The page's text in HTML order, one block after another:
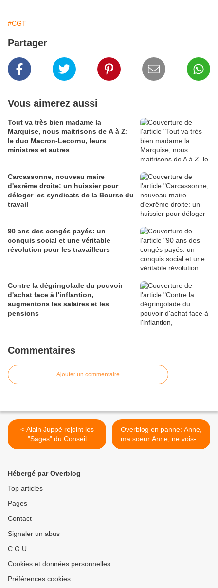
#CGT
Partager
Vous aimerez aussi
Tout va très bien madame la
Marquise, nous maitrisons de A à Z:
le duo Macron-Lecornu, leurs
ministres et autres
Carcassonne, nouveau maire
d'exrême droite: un huissier pour
déloger les syndicats de la Bourse du
travail
90 ans des congés payés: un
conquis social et une véritable
révolution pour les travailleurs
Contre la dégringolade du pouvoir
d'achat face à l'inflantion,
augmentons les salaires et les
pensions
Commentaires
Ajouter un commentaire
< Alain Juppé rejoint les
"Sages" du Conseil
constitutionnel
Overblog en panne: Anne,
ma soeur Anne, ne vois-tu
rien venir? >
Hébergé par Overblog
Top articles
Pages
Contact
Signaler un abus
C.G.U.
Cookies et données personnelles
Préférences cookies